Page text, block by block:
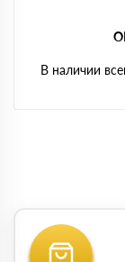
В наличии